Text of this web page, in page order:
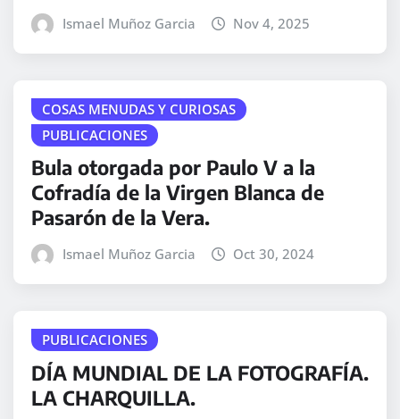
Ismael Muñoz Garcia Nov 4, 2025
COSAS MENUDAS Y CURIOSAS
PUBLICACIONES
Bula otorgada por Paulo V a la
Cofradía de la Virgen Blanca de
Pasarón de la Vera.
Ismael Muñoz Garcia Oct 30, 2024
PUBLICACIONES
DÍA MUNDIAL DE LA FOTOGRAFÍA.
LA CHARQUILLA.